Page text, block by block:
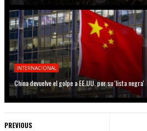
INTERNACIONAL
China devuelve el golpe a EE.UU. por su 'lista negra'
PREVIOUS